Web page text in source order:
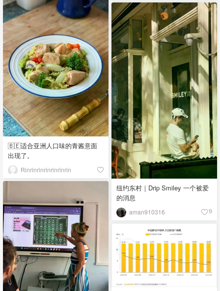
🇧🇪适合亚洲人口味的青酱意面
出现了。
Rinrinrinrinrinrinrin
纽约东村｜Drip Smiley 一个被爱
的消息
aman910316 9